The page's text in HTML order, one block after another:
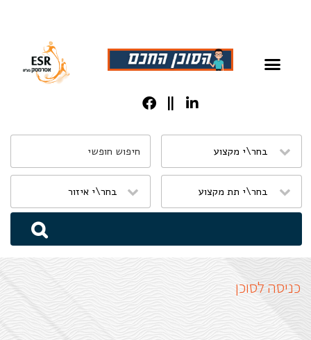
מֻפְעֶלֶת
מַעֲרֶכֶת
נָגִישׁ
בִּקְלִיק
לִנְגִישׁוּת
הָאֲתָר.
כניסה לסוכן